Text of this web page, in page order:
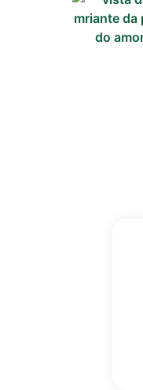
Informações